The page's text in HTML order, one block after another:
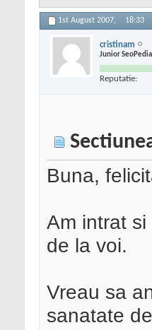
1st August 2007, 18:33
cristinam
Junior SeoPedia
Reputatie:
Buna,
Am intrat
de la voi.
Vreau sa
sanatate